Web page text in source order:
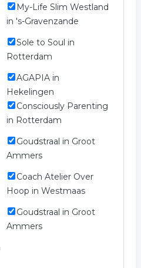
My-Life Slim Westland
in 's-Gravenzande
Sole to Soul in
Rotterdam
AGAPIA in
Hekelingen
Consciously Parenting
in Rotterdam
Goudstraal in Groot
Ammers
Coach Atelier Over
Hoop in Westmaas
Goudstraal in Groot
Ammers